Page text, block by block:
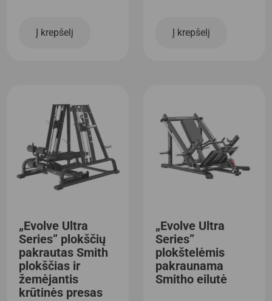
Į krepšelį Į krepšelį
„Evolve Ultra
Series” plokščių
pakrautas Smith
plokščias ir
žemėjantis
krūtinės presas
„Evolve Ultra
Series”
plokštelėmis
pakraunama
Smitho eilutė